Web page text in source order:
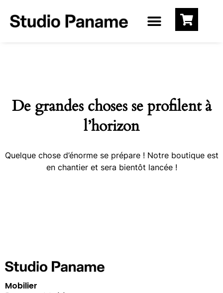
De grandes choses se profilent à
l’horizon
Quelque chose d’énorme se prépare ! Notre boutique est
en chantier et sera bientôt lancée !
Mobilier